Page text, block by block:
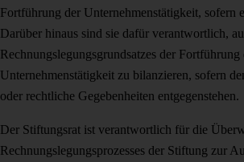
Fortführung der Unternehmenstätigkeit, sofern
Darüber hinaus sind sie dafür verantwortlich,
Rechnungslegungsgrundsatzes der Fortführung
Unternehmenstätigkeit zu bilanzie­ren, sofern
oder rechtliche Gegebenheiten entgegenstehen.
Der Stiftungsrat ist verantwortlich für die
Rechnungslegungsprozesses der Stiftung zur